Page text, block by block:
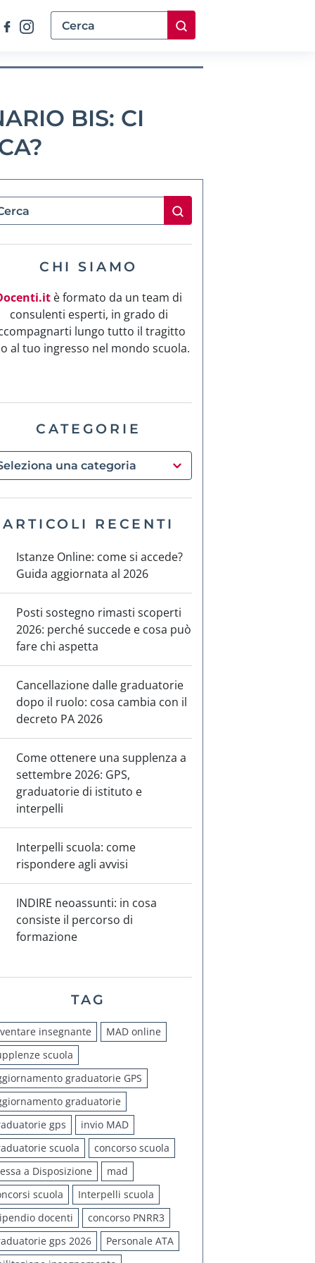
BIS: CI
CHI SIAMO
è formato da un team di
consulenti esperti, in grado di
lungo tutto il tragitto
al tuo ingresso nel mondo scuola.
CATEGORIE
ARTICOLI RECENTI
Istanze Online: come si accede?
Guida aggiornata al 2026
Posti sostegno rimasti scoperti
2026: perché succede e cosa può
fare chi aspetta
Cancellazione dalle graduatorie
dopo il ruolo: cosa cambia con il
decreto PA 2026
Come ottenere una supplenza a
settembre 2026: GPS,
graduatorie di istituto e
interpelli
Interpelli scuola: come
rispondere agli avvisi
INDIRE neoassunti: in cosa
consiste il percorso di
formazione
TAG
insegnante
MAD online
scuola
graduatorie GPS
graduatorie
gps
invio MAD
scuola
concorso scuola
a Disposizione
mad
scuola
Interpelli scuola
docenti
concorso PNRR3
gps 2026
Personale ATA